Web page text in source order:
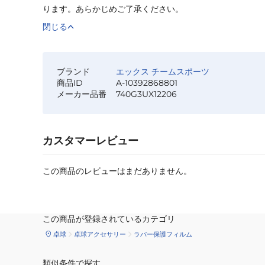
ります。あらかじめご了承ください。
閉じる
ブランド
エックス チームスポーツ
商品ID
A-10392868801
メーカー品番
740G3UX12206
カスタマーレビュー
この商品のレビューはまだありません。
この商品が登録されているカテゴリ
卓球 卓球アクセサリー ラバー保護フィルム